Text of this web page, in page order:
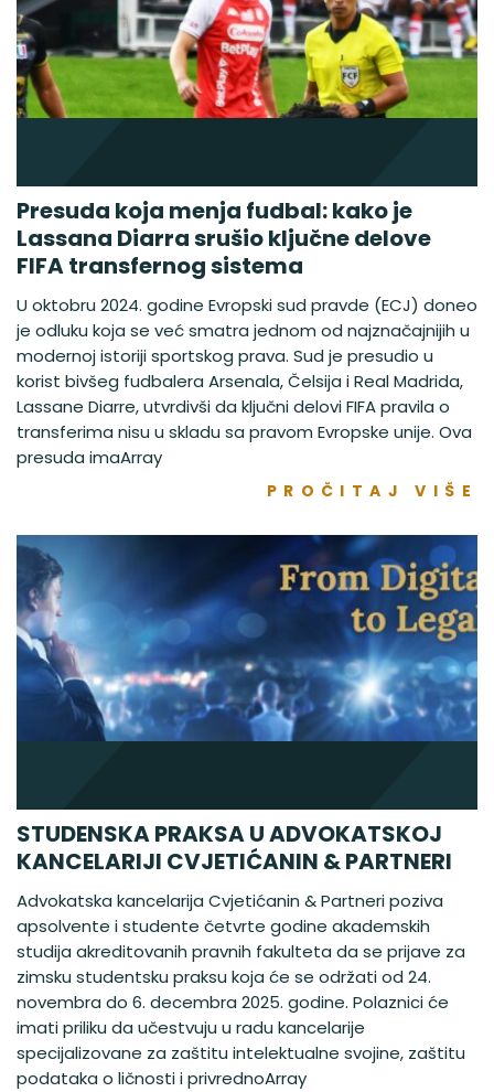
Presuda koja menja fudbal: kako je
Lassana Diarra srušio ključne delove
FIFA transfernog sistema
U oktobru 2024. godine Evropski sud pravde (ECJ) doneo
je odluku koja se već smatra jednom od najznačajnijih u
modernoj istoriji sportskog prava. Sud je presudio u
korist bivšeg fudbalera Arsenala, Čelsija i Real Madrida,
Lassane Diarre, utvrdivši da ključni delovi FIFA pravila o
transferima nisu u skladu sa pravom Evropske unije. Ova
presuda imaArray
PROČITAJ VIŠE
STUDENSKA PRAKSA U ADVOKATSKOJ
KANCELARIJI CVJETIĆANIN & PARTNERI
Advokatska kancelarija Cvjetićanin & Partneri poziva
apsolvente i studente četvrte godine akademskih
studija akreditovanih pravnih fakulteta da se prijave za
zimsku studentsku praksu koja će se održati od 24.
novembra do 6. decembra 2025. godine. Polaznici će
imati priliku da učestvuju u radu kancelarije
specijalizovane za zaštitu intelektualne svojine, zaštitu
podataka o ličnosti i privrednoArray